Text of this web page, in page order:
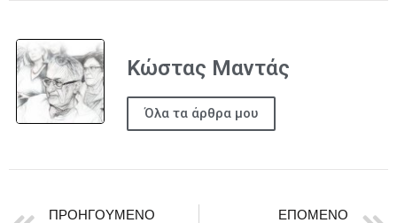
Κώστας Μαντάς
Όλα τα άρθρα μου
ΠΡΟΗΓΟΎΜΕΝΟ
ΕΠΌΜΕΝΟ